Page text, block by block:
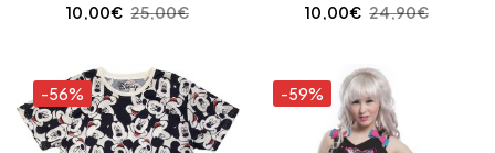
25,00€
10,00€
24,90€
10,00€
-56% -59%